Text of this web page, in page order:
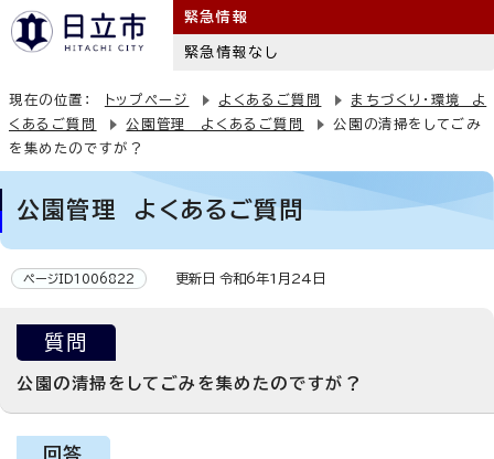
緊急情報
緊急情報なし
現在の位置： トップページ よくあるご質問
まちづくり・環境 よ
くあるご質問
公園管理 よくあるご質問
公園の清掃をしてごみ
を集めたのですが？
公園管理 よくあるご質問
ページID1006822 更新日 令和6年1月24日
質問
公園の清掃をしてごみを集めたのですが？
回答